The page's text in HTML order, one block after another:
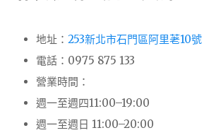
地址： 253新北市石門區阿里荖10號
電話：0975 875 133
營業時間：
週一至週四11:00–19:00
週一至週日 11:00–20:00